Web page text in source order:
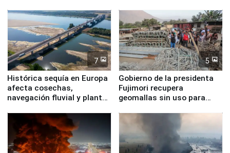
7
Histórica sequía en Europa
afecta cosechas,
navegación fluvial y plantas
5
Gobierno de la presidenta
Fujimori recupera
geomallas sin uso para
Fenómeno El Niño